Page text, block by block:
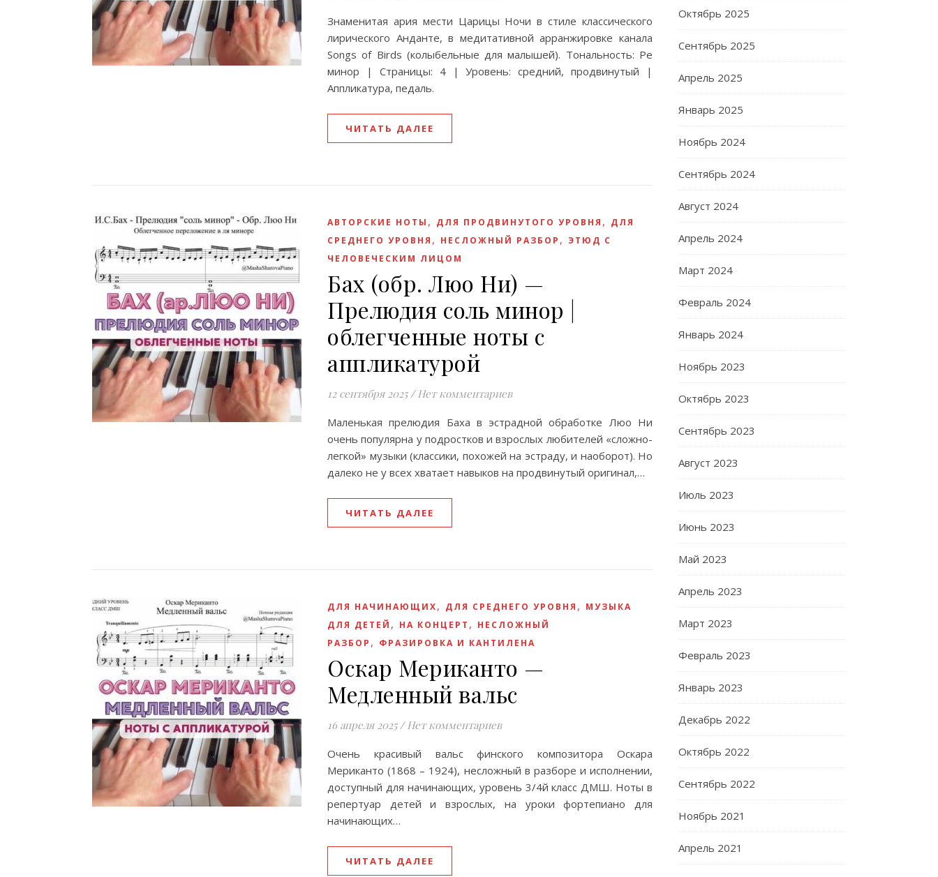
Знаменитая ария мести Царицы Ночи в стиле классического
лирического Анданте, в медитативной арранжировке канала
Songs of Birds (колыбельные для малышей). Тональность: Ре
минор | Страницы: 4 | Уровень: средний, продвинутый |
Аппликатура, педаль.
ЧИТАТЬ ДАЛЕЕ
АВТОРСКИЕ НОТЫ , ДЛЯ ПРОДВИНУТОГО УРОВНЯ , ДЛЯ
СРЕДНЕГО УРОВНЯ , НЕСЛОЖНЫЙ РАЗБОР , ЭТЮД С
ЧЕЛОВЕЧЕСКИМ ЛИЦОМ
Бах (обр. Люо Ни) —
Прелюдия соль минор |
облегченные ноты с
аппликатурой
12 сентября 2025 / Нет комментариев
Маленькая прелюдия Баха в эстрадной обработке Люо Ни
очень популярна у подростков и взрослых любителей «сложно-
легкой» музыки (классики, похожей на эстраду, и наоборот). Но
далеко не у всех хватает навыков на продвинутый оригинал,…
ЧИТАТЬ ДАЛЕЕ
ДЛЯ НАЧИНАЮЩИХ, ДЛЯ СРЕДНЕГО УРОВНЯ , МУЗЫКА
ДЛЯ ДЕТЕЙ , НА КОНЦЕРТ , НЕСЛОЖНЫЙ
РАЗБОР , ФРАЗИРОВКА И КАНТИЛЕНА
Оскар Мериканто —
Медленный вальс
16 апреля 2025 / Нет комментариев
Очень красивый вальс финского композитора Оскара
Мериканто (1868 – 1924), несложный в разборе и исполнении,
доступный для начинающих, уровень 3/4й класс ДМШ. Ноты в
репертуар детей и взрослых, на уроки фортепиано для
начинающих…
ЧИТАТЬ ДАЛЕЕ
Октябрь 2025
Сентябрь 2025
Апрель 2025
Январь 2025
Ноябрь 2024
Сентябрь 2024
Август 2024
Апрель 2024
Март 2024
Февраль 2024
Январь 2024
Ноябрь 2023
Октябрь 2023
Сентябрь 2023
Август 2023
Июль 2023
Июнь 2023
Май 2023
Апрель 2023
Март 2023
Февраль 2023
Январь 2023
Декабрь 2022
Октябрь 2022
Сентябрь 2022
Ноябрь 2021
Апрель 2021